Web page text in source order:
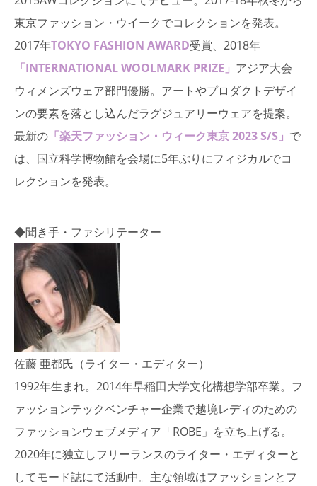
東京ファッション・ウイークでコレクションを発表。
2017年TOKYO FASHION AWARD受賞、2018年
「INTERNATIONAL WOOLMARK PRIZE」 アジア大会
ウィメンズウェア部門優勝。アートやプロダクトデザイ
ンの要素を落とし込んだラグジュアリーウェアを提案。
最新の 「楽天ファッション・ウィーク東京 2023 S/S」 で
は、国立科学博物館を会場に5年ぶりにフィジカルでコ
レクションを発表。
◆聞き手・ファシリテーター
佐藤 亜都氏（ライター・エディター）
1992年生まれ。2014年早稲田大学文化構想学部卒業。フ
ァッションテックベンチャー企業で越境レディのための
ファッションウェブメディア「ROBE」を立ち上げる。
2020年に独立しフリーランスのライター・エディターと
してモード誌にて活動中。主な領域はファッションとフ